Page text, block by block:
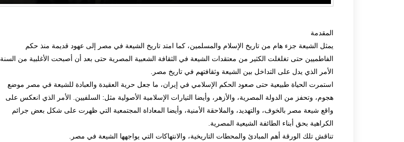
المقدمة
يمثل الشيعة جزء هام من تاريخ الإسلام والمسلمين، كما امتد تاريخ الشيعة في مصر إلى عهود قديمة منذ حكم
الفاطميين حتى تغلغلت الكثير من معتقدات الشيعة في الثقافة الشعبية المصرية حتى بعد أن أصبحت الأغلبية من السنة.
الأمر الذي يدل على التداخل بين الشيعة وثقافتهم في تاريخ مصر.
استمرت الحياة طبيعية حتى صعود الحكم الإسلامي في إيران، ما جعل حرية العقيدة والعبادة للشيعة في مصر موضع
هجوم، وتحفز من الدولة المصرية، والأزهر، وأيضا التيارات الإسلامية الأصولية مثل: السلفيين. الأمر الذي انعكس على
واقع شيعة مصر بالخوف، والتهديد، والملاحقة الأمنية، وأيضا المعاداة المجتمعية التي ظهرت على شكل بعض جرائم
الكراهية بحق أبناء الطائفة الشيعية المصرية.
تناقش تلك الورقة أهم المبادئ والمحطات التاريخية، والانتهاكات التي يواجهها الشيعة في مصر.